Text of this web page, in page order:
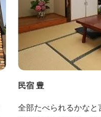
民宿 豊
全部たべられるかな